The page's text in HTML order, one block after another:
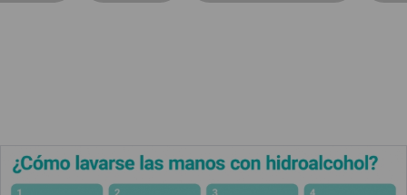
¿Cómo lavarse las manos con hidroalcohol?